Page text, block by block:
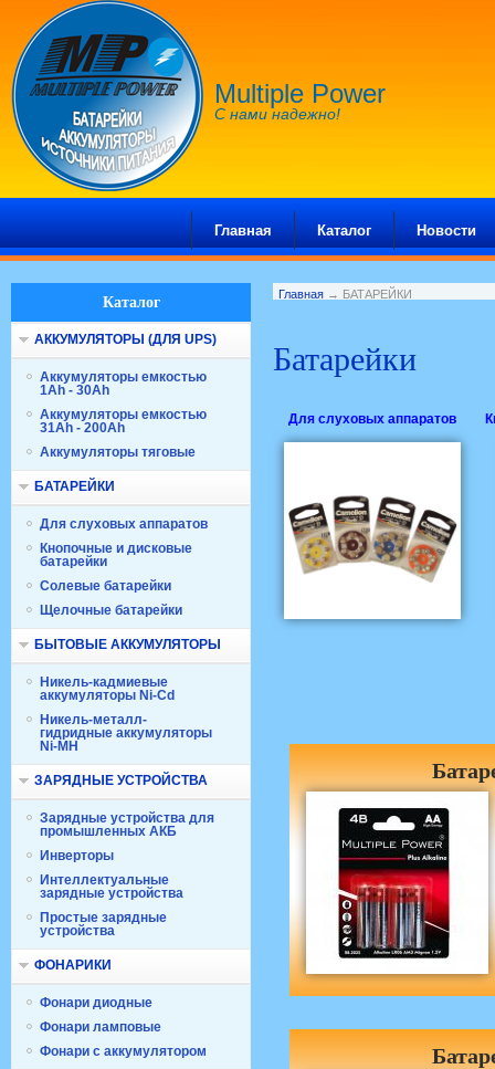
Multiple Power
С нами надежно!
Главная Каталог Новости
Каталог
АККУМУЛЯТОРЫ (ДЛЯ UPS)
Аккумуляторы емкостью
1Ah - 30Ah
Аккумуляторы емкостью
31Ah - 200Ah
Аккумуляторы тяговые
БАТАРЕЙКИ
Для слуховых аппаратов
Кнопочные и дисковые
батарейки
Солевые батарейки
Щелочные батарейки
БЫТОВЫЕ АККУМУЛЯТОРЫ
Никель-кадмиевые
аккумуляторы Ni-Cd
Никель-металл-
гидридные аккумуляторы
Ni-MH
ЗАРЯДНЫЕ УСТРОЙСТВА
Зарядные устройства для
промышленных АКБ
Инверторы
Интеллектуальные
зарядные устройства
Простые зарядные
устройства
ФОНАРИКИ
Фонари диодные
Фонари ламповые
Фонари с аккумулятором
Главная → БАТАРЕЙКИ
Батарейки
Для слуховых аппаратов